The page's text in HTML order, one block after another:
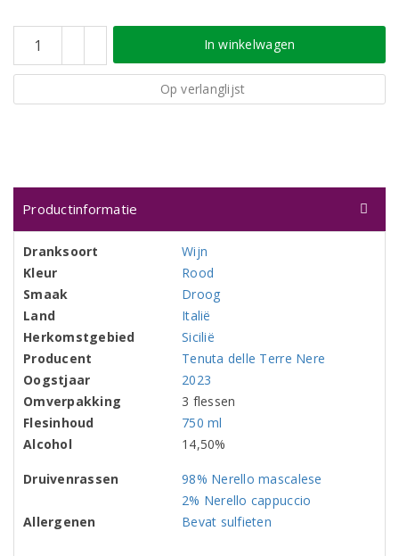
In winkelwagen
Op verlanglijst
Productinformatie
Dranksoort
Wijn
Kleur
Rood
Smaak
Droog
Land
Italië
Herkomstgebied
Sicilië
Producent
Tenuta delle Terre Nere
Oogstjaar
2023
Omverpakking
3 flessen
Flesinhoud
750 ml
Alcohol
14,50%
Druivenrassen
98% Nerello mascalese
2% Nerello cappuccio
Allergenen
Bevat sulfieten